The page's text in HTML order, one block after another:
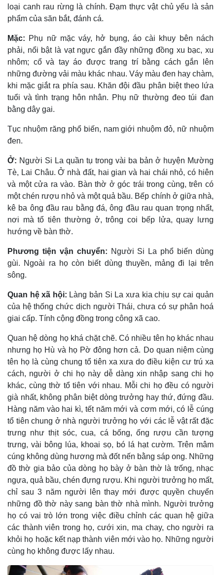
loại canh rau rừng là chính. Ðạm thực vật chủ yếu là sản
phẩm của săn bắt, đánh cá.
Mặc: Phụ nữ mặc váy, hở bụng, áo cài khuy bên nách
phải, nổi bật là vạt ngực gắn đầy những đồng xu bạc, xu
nhôm; cổ và tay áo được trang trí bằng cách gắn lên
những đường vải màu khác nhau. Váy màu đen hay chàm,
khi mặc giắt ra phía sau. Khăn đội đầu phân biệt theo lứa
tuổi và tình trạng hôn nhân. Phụ nữ thường đeo túi đan
bằng dây gai.
Tục nhuộm răng phổ biến, nam giới nhuộm đỏ, nữ nhuộm
đen.
Ở: Người Si La quần tụ trong vài ba bản ở huyện Mường
Tè, Lai Châu. Ở nhà đất, hai gian và hai chái nhỏ, có hiên
và một cửa ra vào. Bàn thờ ở góc trái trong cùng, trên có
một chén rượu nhỏ và một quả bầu. Bếp chính ở giữa nhà,
kê ba ông đầu rau bằng đá, ông đầu rau quan trọng nhất,
nơi mà tổ tiên thường ở, trông coi bếp lửa, quay lưng
hướng về bàn thờ.
Phương tiện vận chuyển: Người Si La phổ biến dùng
gùi. Ngoài ra họ còn biết dùng thuyền, mảng đi lại trên
sông.
Quan hệ xã hội: Làng bản Si La xưa kia chịu sự cai quản
của hệ thống chức dịch người Thái, chưa có sự phân hoá
giai cấp. Tính cộng đồng trong công xã cao.
Quan hệ dòng họ khá chặt chẽ. Có nhiều tên họ khác nhau
nhưng họ Hù và họ Pờ đông hơn cả. Do quan niệm cùng
tên họ là cùng chung tổ tiên xa xưa do điều kiện cư trú xa
cách, người ở chi họ này dễ dàng xin nhập sang chi họ
khác, cùng thờ tổ tiên với nhau. Mỗi chi họ đều có người
già nhất, không phân biệt dòng trưởng hay thứ, đứng đầu.
Hàng năm vào hai kì, tết năm mới và cơm mới, có lễ cúng
tổ tiên chung ở nhà người trưởng họ với các lễ vật rất đặc
trưng như thịt sóc, cua, cá bống, ống rượu cần tượng
trưng, vài bông lúa, khoai sọ, bó lá hạt cườm. Trên mâm
cúng không dùng hương mà đốt nến bằng sáp ong. Những
đồ thờ gia bảo của dòng họ bày ở bàn thờ là trống, nhạc
ngựa, quả bầu, chén đựng rượu. Khi người trưởng họ mất,
chỉ sau 3 năm người lên thay mới được quyền chuyển
những đồ thờ này sang bàn thờ nhà mình. Người trưởng
họ có vai trò lớn trong việc điều chỉnh các quan hệ giữa
các thành viên trong họ, cưới xin, ma chay, cho người ra
khỏi họ hoặc kết nạp thành viên mới vào họ. Những người
cùng họ không được lấy nhau.